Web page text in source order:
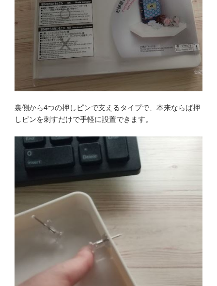
裏側から4つの押しピンで支えるタイプで、本来ならば押
しピンを刺すだけで手軽に設置できます。